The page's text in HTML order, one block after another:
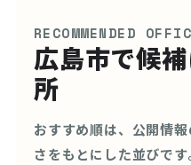
RECOMMENDED
広島市で候
所
おすすめ順は、公開情
さをもとにした並びで